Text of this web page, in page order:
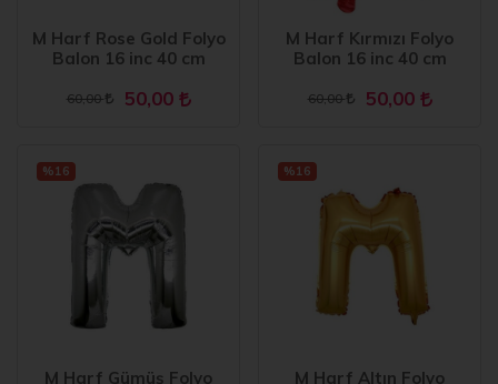
M Harf Rose Gold Folyo
Balon 16 inc 40 cm
60,00 50,00
M Harf Kırmızı Folyo
Balon 16 inc 40 cm
60,00 50,00
M Harf Gümüş Folyo
%16
M Harf Altın Folyo
%16